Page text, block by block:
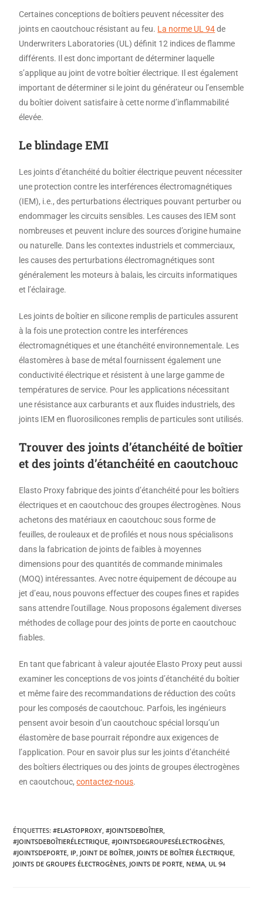
Certaines conceptions de boîtiers peuvent nécessiter des
joints en caoutchouc résistant au feu. La norme UL 94de
Underwriters Laboratories (UL) définit 12 indices de flamme
différents. Il est donc important de déterminer laquelle
s’applique au joint de votre boîtier électrique. Il est également
important de déterminer si le joint du générateur ou l’ensemble
du boîtier doivent satisfaire à cette norme d’inflammabilité
élevée.
Le blindage EMI
Les joints d’étanchéité du boîtier électrique peuvent nécessiter
une protection contre les interférences électromagnétiques
(IEM), i.e., des perturbations électriques pouvant perturber ou
endommager les circuits sensibles. Les causes des IEM sont
nombreuses et peuvent inclure des sources d’origine humaine
ou naturelle. Dans les contextes industriels et commerciaux,
les causes des perturbations électromagnétiques sont
généralement les moteurs à balais, les circuits informatiques
et l’éclairage.
Les joints de boîtier en silicone remplis de particules assurent
à la fois une protection contre les interférences
électromagnétiques et une étanchéité environnementale. Les
élastomères à base de métal fournissent également une
conductivité électrique et résistent à une large gamme de
températures de service. Pour les applications nécessitant
une résistance aux carburants et aux fluides industriels, des
joints IEM en fluorosilicones remplis de particules sont utilisés.
Trouver des joints d’étanchéité de boîtier
et des joints d’étanchéité en caoutchouc
Elasto Proxy fabrique des joints d’étanchéité pour les boîtiers
électriques et en caoutchouc des groupes électrogènes. Nous
achetons des matériaux en caoutchouc sous forme de
feuilles, de rouleaux et de profilés et nous nous spécialisons
dans la fabrication de joints de faibles à moyennes
dimensions pour des quantités de commande minimales
(MOQ) intéressantes. Avec notre équipement de découpe au
jet d’eau, nous pouvons effectuer des coupes fines et rapides
sans attendre l’outillage. Nous proposons également diverses
méthodes de collage pour des joints de porte en caoutchouc
fiables.
En tant que fabricant à valeur ajoutée Elasto Proxy peut aussi
examiner les conceptions de vos joints d’étanchéité du boîtier
et même faire des recommandations de réduction des coûts
pour les composés de caoutchouc. Parfois, les ingénieurs
pensent avoir besoin d’un caoutchouc spécial lorsqu’un
élastomère de base pourrait répondre aux exigences de
l’application. Pour en savoir plus sur les joints d’étanchéité
des boîtiers électriques ou des joints de groupes électrogènes
en caoutchouc,contactez-nous.
ÉTIQUETTES:#ELASTOPROXY, #JOINTSDEBOÎTIER,
#JOINTSDEBOÎTIERÉLECTRIQUE, #JOINTSDEGROUPESÉLECTROGÈNES,
#JOINTSDEPORTE, IP, JOINT DE BOÎTIER, JOINTS DE BOÎTIER ÉLECTRIQUE,
JOINTS DE GROUPES ÉLECTROGÈNES, JOINTS DE PORTE, NEMA, UL 94